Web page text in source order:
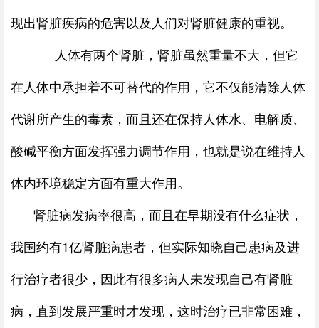
现出肾脏疾病的危害以及人们对肾脏健康的重视。
人体有两个肾脏，肾脏虽然重量不大，但它
在人体中承担着不可替代的作用，它不仅能清除人体
代谢所产生的毒素，而且还在保持人体水、电解质、
酸碱平衡方面发挥强力调节作用，也就是说在维持人
体内环境稳定方面有重大作用。
肾脏病发病率很高，而且在早期没有什么症状，
我国约有1亿肾脏病患者，但实际知晓自己患病及进
行治疗者很少，因此有很多病人未发现自己有肾脏
病，直到发展严重时才发现，这时治疗已非常困难，